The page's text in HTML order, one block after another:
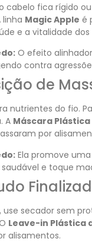
cabelo fica rígido
Magic Apple é
e a vitalidade dos
O efeito
contra
de
nutrientes do fio.
A Máscara Plástica
por
Ela promove
e toque
use secador sem
Leave-in Plástica
alisamentos.